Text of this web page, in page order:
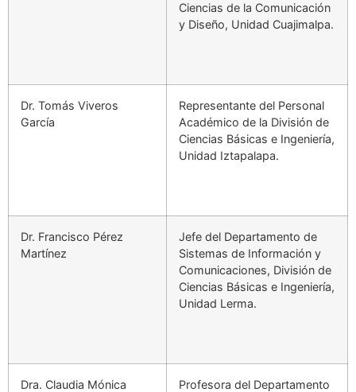
Ciencias de la Comunicación
y Diseño, Unidad Cuajimalpa.
Dr. Tomás Viveros
García
Representante del Personal
Académico de la División de
Ciencias Básicas e Ingeniería,
Unidad Iztapalapa.
Dr. Francisco Pérez
Martínez
Jefe del Departamento de
Sistemas de Información y
Comunicaciones, División de
Ciencias Básicas e Ingeniería,
Unidad Lerma.
Dra. Claudia Mónica
Profesora del Departamento